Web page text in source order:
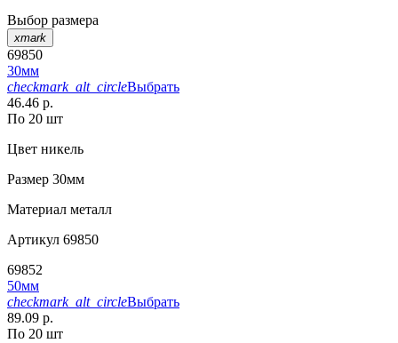
Выбор размера
xmark
69850
30мм
checkmark_alt_circleВыбрать
46.46 р.
По 20 шт
Цвет никель
Размер 30мм
Материал металл
Артикул 69850
69852
50мм
checkmark_alt_circleВыбрать
89.09 р.
По 20 шт